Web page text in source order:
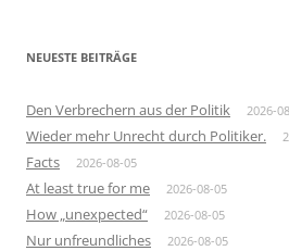
NEUESTE BEITRÄGE
Den Verbrechern aus der Politik 2026-
Wieder mehr Unrecht durch Politiker.
Facts 2026-08-05
At least true for me 2026-08-05
How „unexpected“ 2026-08-05
Nur unfreundliches 2026-08-05